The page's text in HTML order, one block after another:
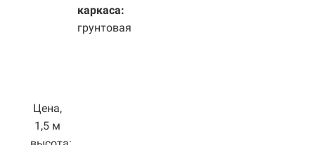
каркаса:
грунтовая
Цена,
1,5 м